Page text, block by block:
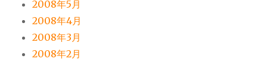
2008年5月
2008年4月
2008年3月
2008年2月